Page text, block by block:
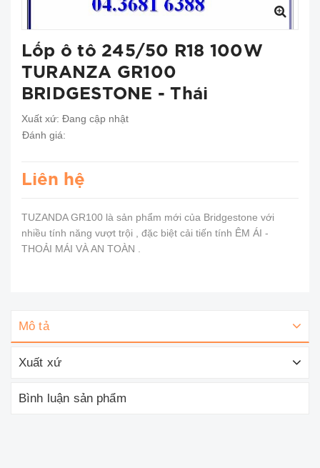
Lốp ô tô 245/50 R18 100W
TURANZA GR100
BRIDGESTONE - Thái
Xuất xứ: Đang cập nhật
Đánh giá:
Liên hệ
TUZANDA GR100 là sản phẩm mới của Bridgestone với
nhiều tính năng vượt trội , đặc biệt cải tiến tính ÊM ÁI -
THOẢI MÁI VÀ AN TOÀN .
Mô tả
Xuất xứ
Bình luận sản phẩm